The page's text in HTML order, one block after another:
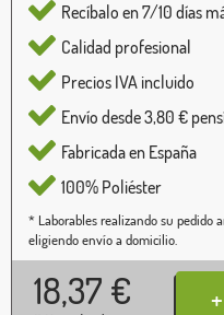
Recíbalo en 7/10 días
Calidad profesional
Precios IVA incluido
Envío desde 3,80 €
Fabricada en España
100% Poliéster
* Laborables realizando su pedido
eligiendo envío a domicilio.
18,37 €